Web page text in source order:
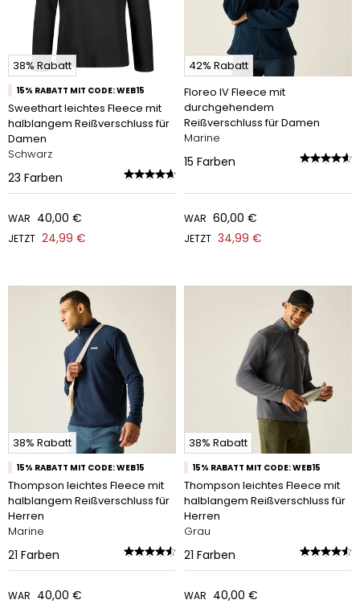
38% Rabatt
15% RABATT MIT CODE: WEB15
Sweethart leichtes Fleece mit
halblangem Reißverschluss für
Damen
Schwarz
23 Farben
WAR 40,00 €
JETZT 24,99 €
42% Rabatt
Floreo IV Fleece mit
durchgehendem
Reißverschluss für Damen
Marine
15 Farben
WAR 60,00 €
JETZT 34,99 €
38% Rabatt
15% RABATT MIT CODE: WEB15
Thompson leichtes Fleece mit
halblangem Reißverschluss für
Herren
Marine
21 Farben
WAR 40,00 €
38% Rabatt
15% RABATT MIT CODE: WEB15
Thompson leichtes Fleece mit
halblangem Reißverschluss für
Herren
Grau
21 Farben
WAR 40,00 €